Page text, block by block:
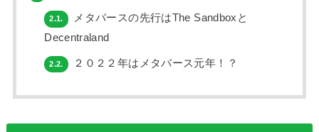
2.1.
メタバースの先行はThe Sandboxと
Decentraland
2.2. ２０２２年はメタバース元年！？